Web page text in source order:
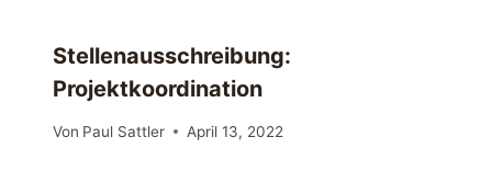
Stellenausschreibung:
Projektkoordination
Von Paul Sattler April 13, 2022